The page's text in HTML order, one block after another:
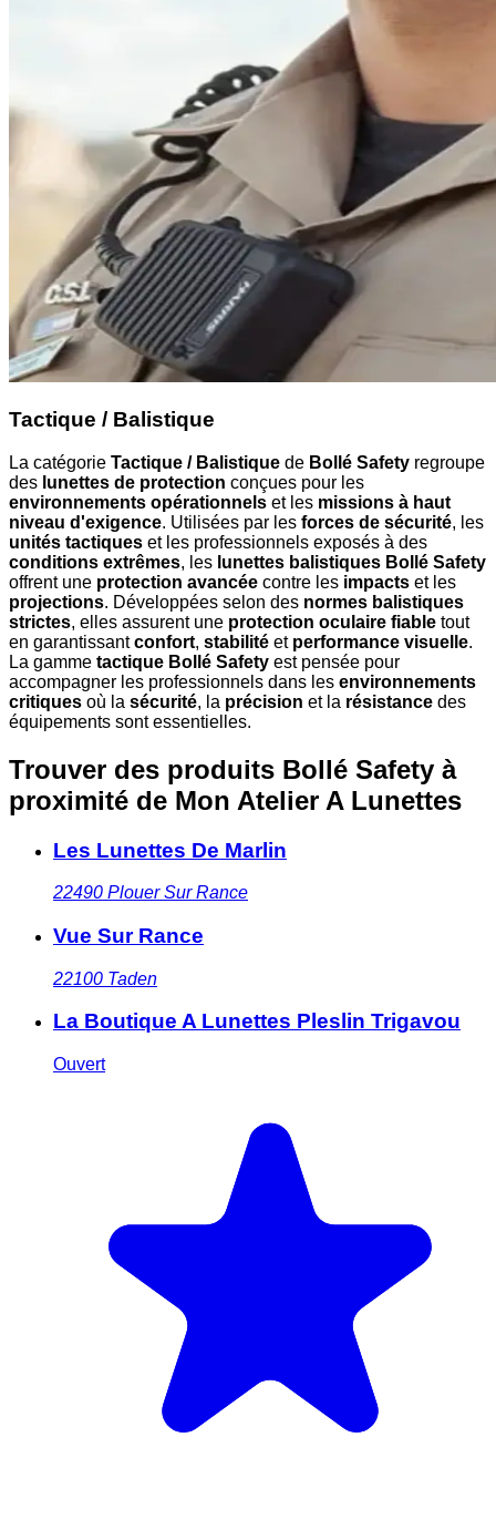
Tactique / Balistique
La catégorie Tactique / Balistique de Bollé Safety regroupe
des lunettes de protection conçues pour les
environnements opérationnels et les missions à haut
niveau d'exigence. Utilisées par les forces de sécurité, les
unités tactiques et les professionnels exposés à des
conditions extrêmes, les lunettes balistiques Bollé Safety
offrent une protection avancée contre les impacts et les
projections. Développées selon des normes balistiques
strictes, elles assurent une protection oculaire fiable tout
en garantissantconfort, stabilité et performance visuelle.
La gamme tactique Bollé Safety est pensée pour
accompagner les professionnels dans les environnements
critiques où la sécurité, la précision et la résistance des
équipements sont essentielles.
Trouver des produits Bollé Safety à
proximité de Mon Atelier A Lunettes
Les Lunettes De Marlin
22490 Plouer Sur Rance
Vue Sur Rance
22100 Taden
La Boutique A Lunettes Pleslin Trigavou
Ouvert